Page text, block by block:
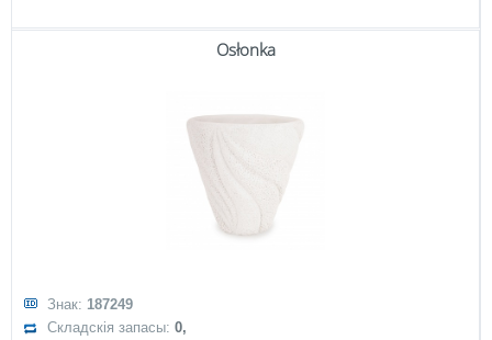
Osłonka
Знак: 187249
Складскія запасы:0,